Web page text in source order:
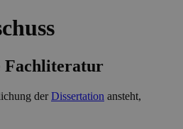
Fachliteratur
derDissertation ansteht,